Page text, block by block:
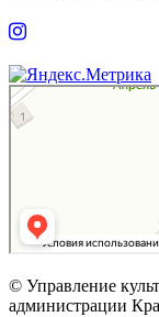
© Управление
администрации